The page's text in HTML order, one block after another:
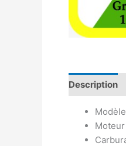
Description